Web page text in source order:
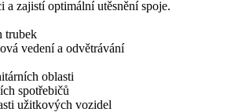
a zajistí optimální utěsnění spoje.
trubek
vedení a odvětrávání
oblasti
spotřebičů
užitkových vozidel